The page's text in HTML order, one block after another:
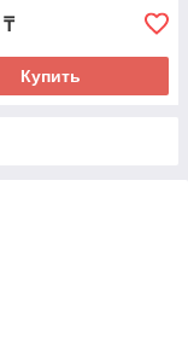
₸
Купить